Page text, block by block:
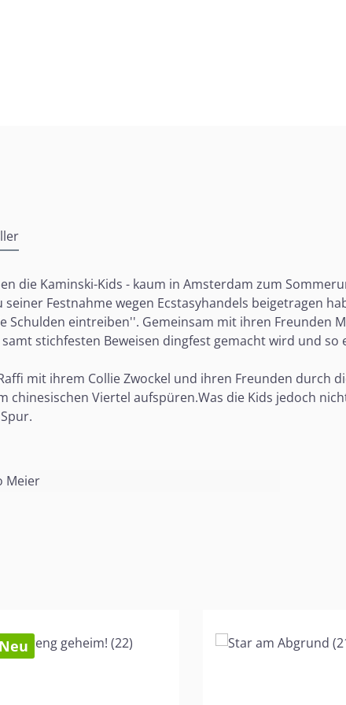
die Kaminski-Kids - kaum in Amsterdam zum
Festnahme wegen Ecstasyhandels beigetragen
eintreiben''. Gemeinsam mit ihren Freunden
stichfesten Beweisen dingfest gemacht wird und
mit ihrem Collie Zwockel und ihren Freunden durch
chinesischen Viertel aufspüren.Was die Kids jedoch
Meier
Neu